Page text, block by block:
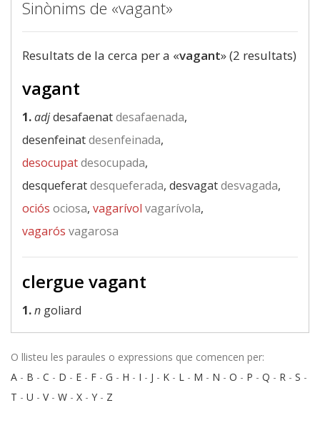
Sinònims de «vagant»
Resultats de la cerca per a «vagant» (2 resultats)
vagant
1.adjdesafaenatdesafaenada,
desenfeinatdesenfeinada,
desocupatdesocupada,
desqueferatdesqueferada, desvagatdesvagada,
ociós ociosa, vagarívol vagarívola,
vagarós vagarosa
clergue vagant
1.n goliard
O llisteu les paraules o expressions que comencen per:
A - B - C - D - E - F - G - H - I - J - K - L - M - N - O - P - Q - R - S -
T - U - V- W - X - Y - Z